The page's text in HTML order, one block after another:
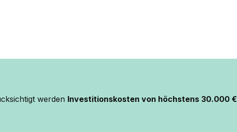
werden Investitionskosten von höchstens 30.000 €